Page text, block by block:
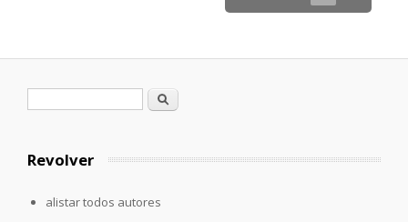
Formulario de búsqueda
Buscar
Revolver
alistar todos autores